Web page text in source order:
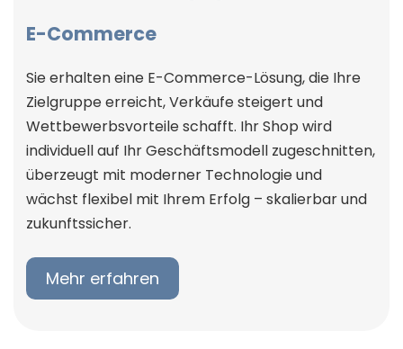
E-Commerce
Sie erhalten eine E-Commerce-Lösung, die Ihre
Zielgruppe erreicht, Verkäufe steigert und
Wettbewerbsvorteile schafft. Ihr Shop wird
individuell auf Ihr Geschäftsmodell zugeschnitten,
überzeugt mit moderner Technologie und
wächst flexibel mit Ihrem Erfolg – skalierbar und
zukunftssicher.
Mehr erfahren